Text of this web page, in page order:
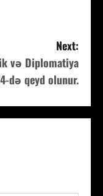
Next:
və Diplomatiya
də qeyd olunur.